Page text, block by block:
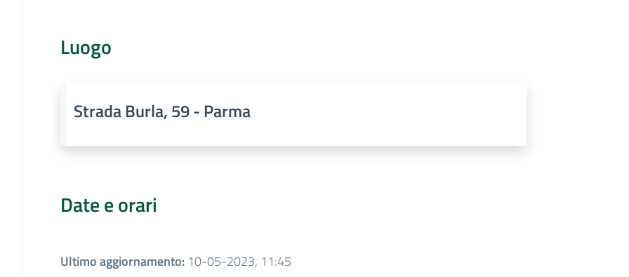
Luogo
Strada Burla, 59 - Parma
Date e orari
Ultimo aggiornamento: 10-05-2023, 11:45